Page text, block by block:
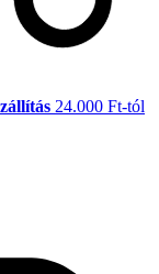
24.000 Ft-tól